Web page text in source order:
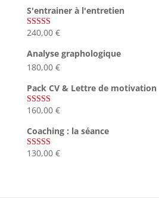
S'entrainer à l'entretien
Note4.83
240,00 €
Analyse graphologique
180,00 €
Pack CV & Lettre de motivation
Note5.00
160,00 €
Coaching : la séance
Note4.67
130,00 €